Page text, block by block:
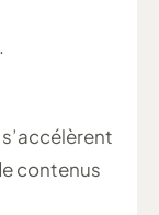
contenus